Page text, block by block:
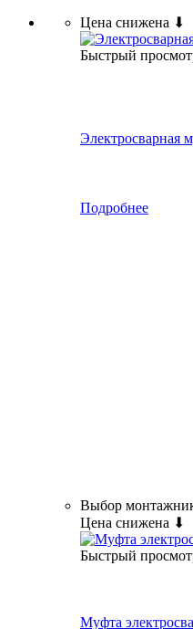
Цена снижена ⬇
Быстрый
Электросварная
Подробнее
Выбор
Цена снижена ⬇
Быстрый
Муфта